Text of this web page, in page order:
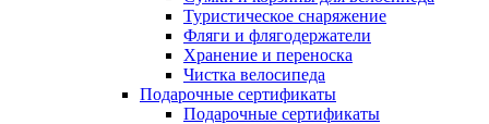
Туристическое снаряжение
Фляги и флягодержатели
Хранение и переноска
Чистка велосипеда
Подарочные сертификаты
Подарочные сертификаты